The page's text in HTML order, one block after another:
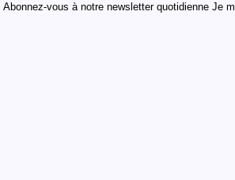
Abonnez-vous à notre newsletter quotidienne Je